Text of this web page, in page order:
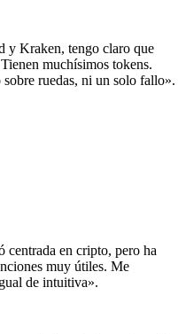
y Kraken, tengo claro que
muchísimos tokens.
ruedas, ni un solo fallo».
centrada en cripto, pero ha
muy útiles. Me
de intuitiva».